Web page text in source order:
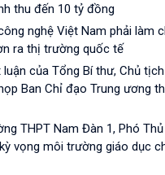
thu đến 10 tỷ đồng
nghệ Việt Nam phải làm
ra thị trường quốc tế
của Tổng Bí thư, Chủ
Ban Chỉ đạo Trung ương
THPT Nam Đàn 1, Phó
vọng môi trường giáo dục